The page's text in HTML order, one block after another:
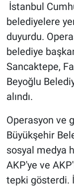
İstanbul
belediyelere
duyurdu.
belediye
Sancaktepe,
Beyoğlu
alındı.
Operasyon ve
Büyükşehir
sosyal medya
AKP'ye ve
tepki gösterdi.
Haber
İlan
Kimdir
Koronavirüs
Kültür
Ne demişti
Nedir